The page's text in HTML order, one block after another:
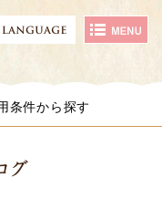
条件から探す
グ